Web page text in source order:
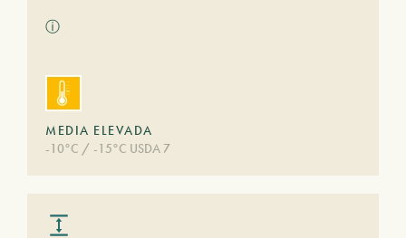
ⓘ
MEDIA ELEVADA
-10°C / -15°C USDA 7